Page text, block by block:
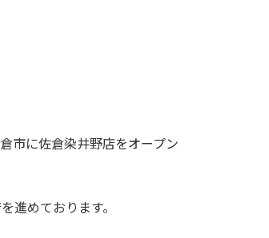
市に佐倉染井野店をオープン
進めております。